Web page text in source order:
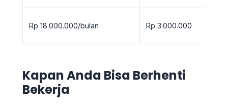
Rp 18.000.000/bulan Rp 3.000.000
Kapan Anda Bisa Berhenti
Bekerja